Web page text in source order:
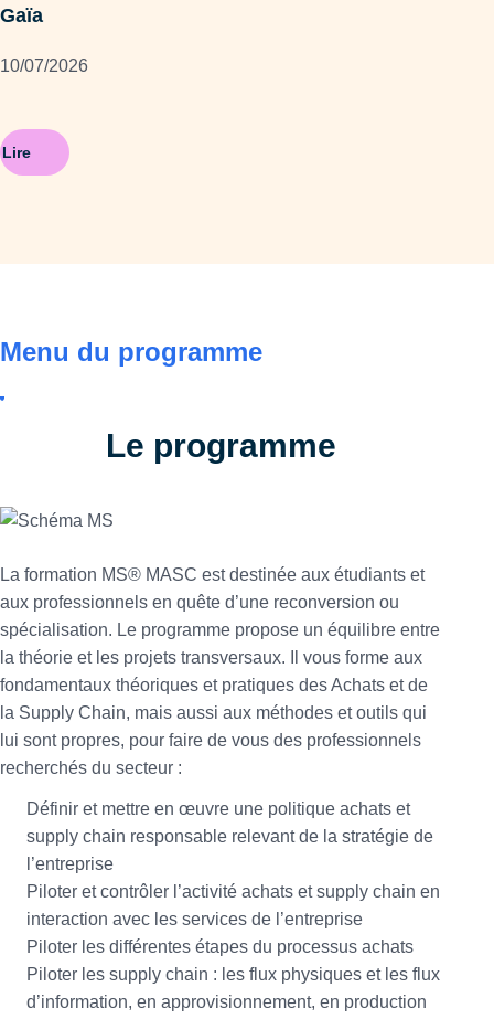
Gaïa
10/07/2026
Lire
Menu du programme
Le programme
La formation MS® MASC est destinée aux étudiants et
aux professionnels en quête d’une reconversion ou
spécialisation. Le programme propose un équilibre entre
la théorie et les projets transversaux. Il vous forme aux
fondamentaux théoriques et pratiques des Achats et de
la Supply Chain, mais aussi aux méthodes et outils qui
lui sont propres, pour faire de vous des professionnels
recherchés du secteur :
Définir et mettre en œuvre une politique achats et
supply chain responsable relevant de la stratégie de
l’entreprise
Piloter et contrôler l’activité achats et supply chain en
interaction avec les services de l’entreprise
Piloter les différentes étapes du processus achats
Piloter les supply chain : les flux physiques et les flux
d’information, en approvisionnement, en production